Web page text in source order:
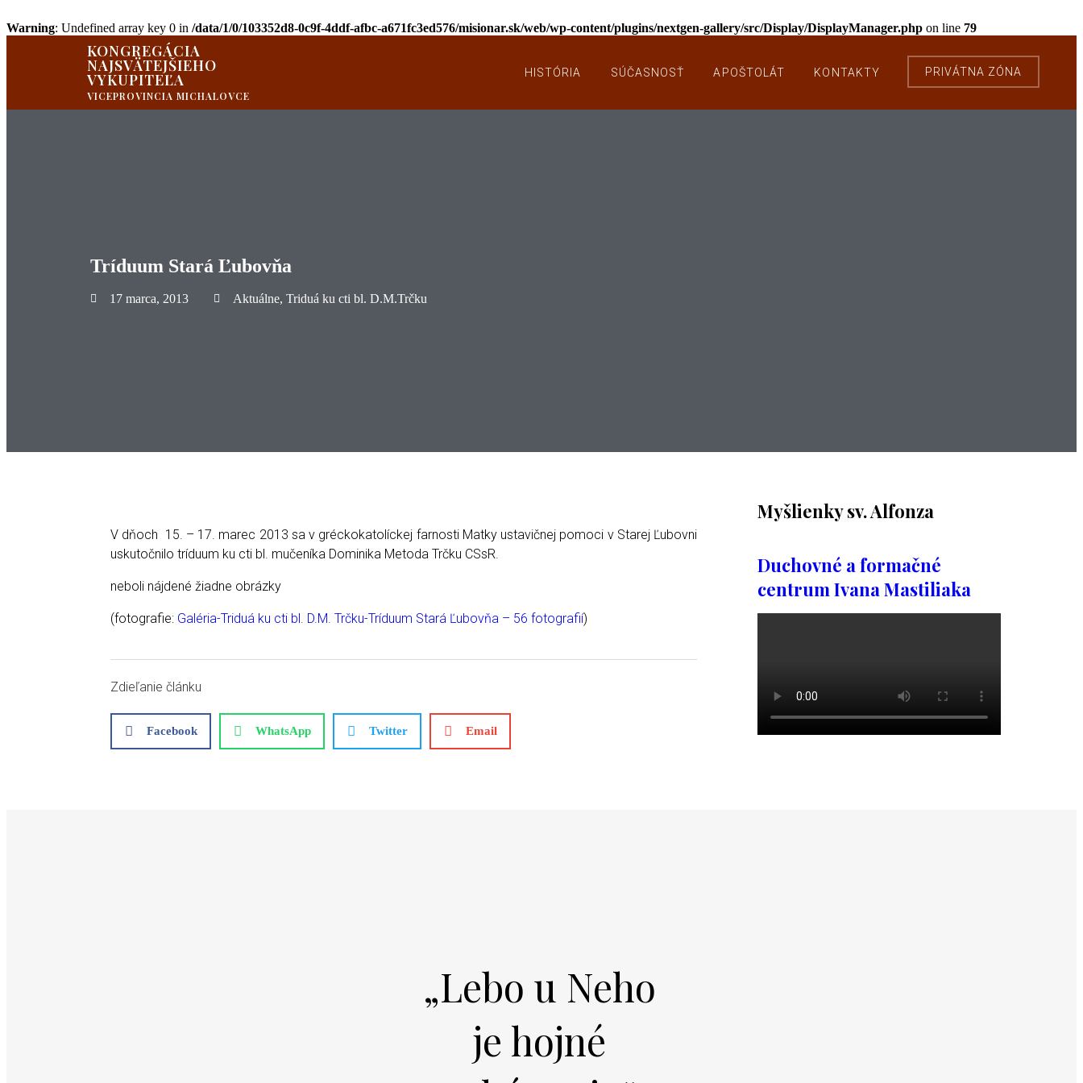
Warning: Undefined array key 0 in /data/1/0/103352d8-0c9f-4ddf-afbc-a671fc3ed576/misionar.sk/web/wp-content/plugins/nextgen-gallery/src/Display/DisplayManager.php on line 79
KONGREGÁCIA
NAJSVÄTEJŠIEHO
VYKUPITEĽA
VICEPROVINCIA MICHALOVCE
HISTÓRIA SÚČASNOSŤ APOŠTOLÁT KONTAKTY PRIVÁTNA ZÓNA
Tríduum Stará Ľubovňa
17 marca, 2013 Aktuálne, Triduá ku cti bl. D.M.Trčku
V dňoch 15. – 17. marec 2013 sa v gréckokatolíckej farnosti Matky ustavičnej pomoci v Starej Ľubovni
uskutočnilo tríduum ku cti bl. mučeníka Dominika Metoda Trčku CSsR.
neboli nájdené žiadne obrázky
(fotografie: Galéria-Triduá ku cti bl. D.M. Trčku-Tríduum Stará Ľubovňa – 56 fotografií)
Zdieľanie článku
Facebook WhatsApp Twitter Email
Myšlienky sv. Alfonza
Duchovné a formačné
centrum Ivana Mastiliaka
„Lebo u Neho
je hojné